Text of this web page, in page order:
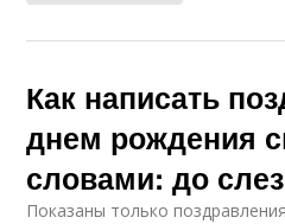
Как написать
днем рождения
словами: до
Показаны только